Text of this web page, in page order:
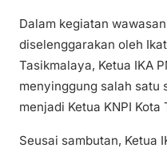
Dalam kegiatan
diselenggarakan oleh
Tasikmalaya, Ketua IKA
menyinggung salah satu
menjadi Ketua KNPI Kota
Seusai sambutan, Ketua